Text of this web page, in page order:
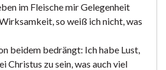
im Fleische mir Gelegenheit
so weiß ich nicht, was
beidem bedrängt: Ich habe Lust,
Christus zu sein, was auch viel